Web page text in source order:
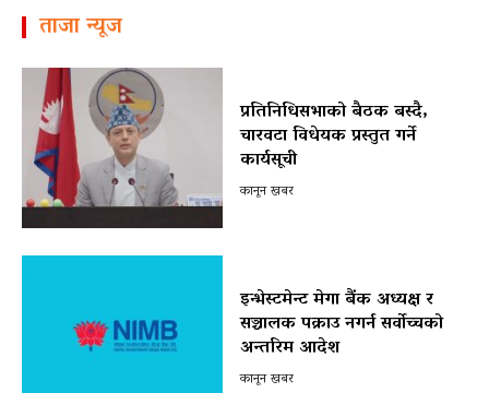
ताजा न्यूज
प्रतिनिधिसभाको बैठक बस्दै,
चारवटा विधेयक प्रस्तुत गर्ने
कार्यसूची
कानून खबर
इन्भेस्टमेन्ट मेगा बैंक अध्यक्ष र
सञ्चालक पक्राउ नगर्न सर्वोच्चको
अन्तरिम आदेश
कानून खबर